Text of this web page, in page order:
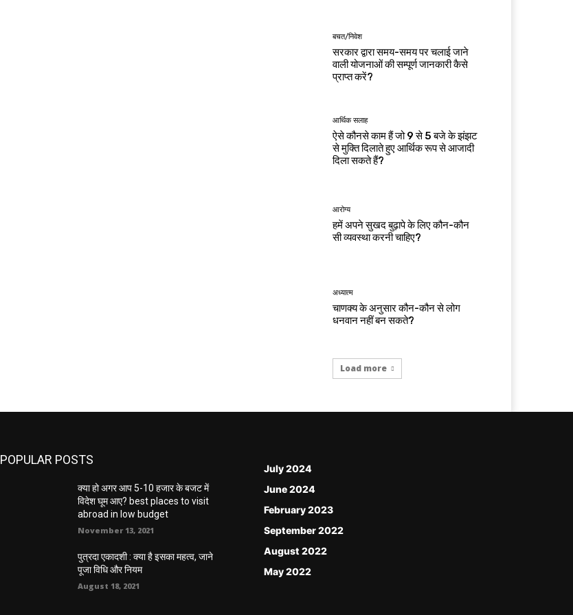
बचत/निवेश
सरकार द्वारा समय-समय पर चलाई जाने
वाली योजनाओं की सम्पूर्ण जानकारी कैसे
प्राप्त करें?
आर्थिक सलाह
ऐसे कौनसे काम हैं जो 9 से 5 बजे के झंझट
से मुक्ति दिलाते हुए आर्थिक रूप से आजादी
दिला सकते हैं?
आरोग्य
हमें अपने सुखद बुढ़ापे के लिए कौन-कौन
सी व्यवस्था करनी चाहिए?
अध्यात्म
चाणक्य के अनुसार कौन-कौन से लोग
धनवान नहीं बन सकते?
Load more
POPULAR POSTS
क्या हो अगर आप 5-10 हजार के बजट में
विदेश घूम आए? best places to visit
abroad in low budget
November 13, 2021
पुत्रदा एकादशी : क्या है इसका महत्व, जाने
पूजा विधि और नियम
August 18, 2021
July 2024
June 2024
February 2023
September 2022
August 2022
May 2022